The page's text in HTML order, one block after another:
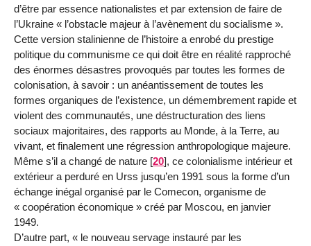
d’être par essence nationalistes et par extension de faire de
l’Ukraine « l’obstacle majeur à l’avènement du socialisme ».
Cette version stalinienne de l’histoire a enrobé du prestige
politique du communisme ce qui doit être en réalité rapproché
des énormes désastres provoqués par toutes les formes de
colonisation, à savoir : un anéantissement de toutes les
formes organiques de l’existence, un démembrement rapide et
violent des communautés, une déstructuration des liens
sociaux majoritaires, des rapports au Monde, à la Terre, au
vivant, et finalement une régression anthropologique majeure.
Même s’il a changé de nature [20], ce colonialisme intérieur et
extérieur a perduré en Urss jusqu’en 1991 sous la forme d’un
échange inégal organisé par le Comecon, organisme de
« coopération économique » créé par Moscou, en janvier
1949.
D’autre part, « le nouveau servage instauré par les